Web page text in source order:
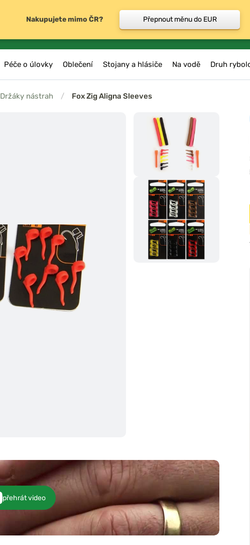
Péče o úlovky Oblečení Stojany a hlásiče Na vodě Druh
Držáky nástrah / Fox Zig Aligna Sleeves
přehrát video
Nakupujete mimo ČR? Přepnout měnu do EUR